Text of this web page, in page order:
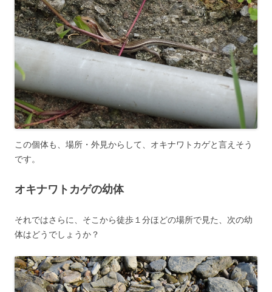
この個体も、場所・外見からして、オキナワトカゲと言えそう
です。
オキナワトカゲの幼体
それではさらに、そこから徒歩１分ほどの場所で見た、次の幼
体はどうでしょうか？